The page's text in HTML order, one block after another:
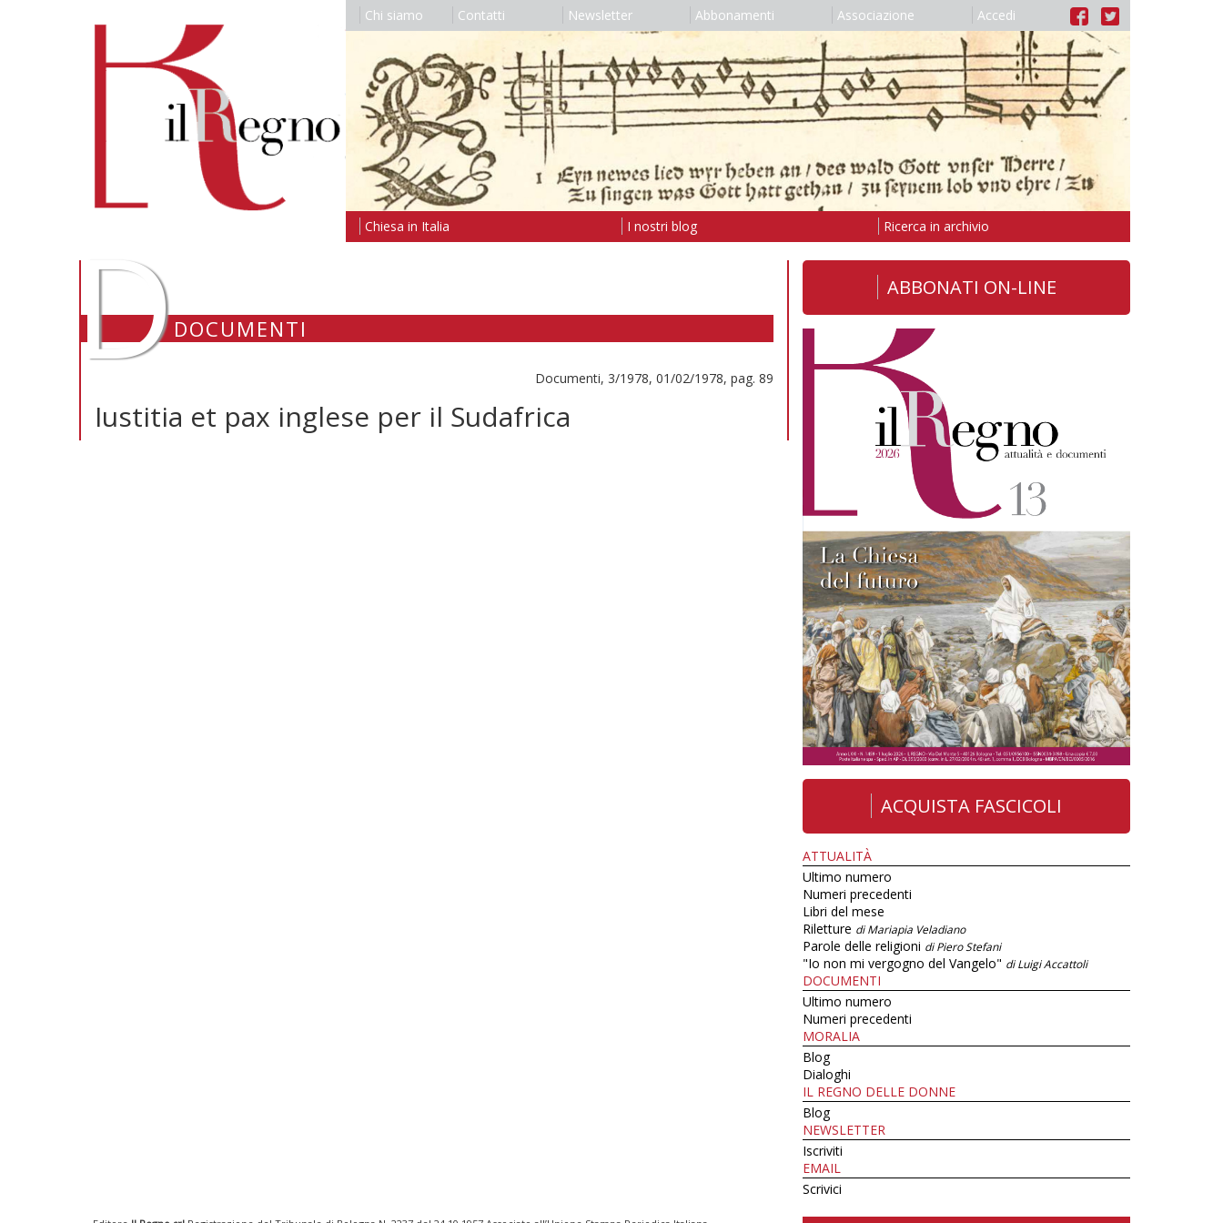
Chi siamo Contatti Newsletter Abbonamenti Associazione Accedi
Chiesa in Italia I nostri blog Ricerca in archivio
DDOCUMENTI
Documenti, 3/1978, 01/02/1978, pag. 89
Iustitia et pax inglese per il Sudafrica
ABBONATI ON-LINE
ACQUISTA FASCICOLI
ATTUALITÀ
Ultimo numero
Numeri precedenti
Libri del mese
Riletture di Mariapia Veladiano
Parole delle religioni di Piero Stefani
"Io non mi vergogno del Vangelo" di Luigi Accattoli
DOCUMENTI
Ultimo numero
Numeri precedenti
MORALIA
Blog
Dialoghi
IL REGNO DELLE DONNE
Blog
NEWSLETTER
Iscriviti
EMAIL
Scrivici